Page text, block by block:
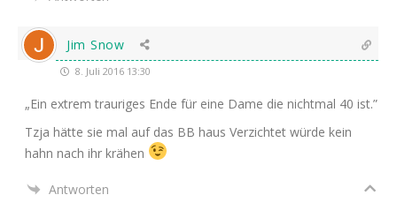
Jim Snow
8. Juli 2016 13:30
„Ein extrem trau­ri­ges Ende für eine Dame die nicht­mal 40 ist.”
Tzja hät­te sie mal auf das BB haus Ver­zich­tet wür­de kein
hahn nach ihr krähen
Antworten